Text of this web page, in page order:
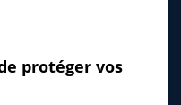
protéger vos